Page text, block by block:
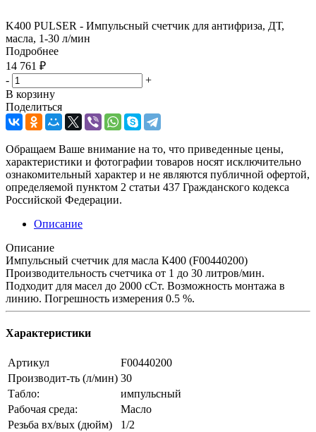
K400 PULSER - Импульсный счетчик для антифриза, ДТ,
масла, 1-30 л/мин
Подробнее
14 761 ₽
-
+
В корзину
Поделиться
Обращаем Ваше внимание на то, что приведенные цены,
характеристики и фотографии товаров носят исключительно
ознакомительный характер и не являются публичной офертой,
определяемой пунктом 2 статьи 437 Гражданского кодекса
Российской Федерации.
Описание
Описание
Импульсный счетчик для масла К400 (F00440200)
Производительность счетчика от 1 до 30 литров/мин.
Подходит для масел до 2000 сСт. Возможность монтажа в
линию. Погрешность измерения 0.5 %.
Характеристики
Артикул
F00440200
Производит-ть (л/мин) 30
Табло:
импульсный
Рабочая среда:
Масло
Резьба вх/вых (дюйм)
1/2